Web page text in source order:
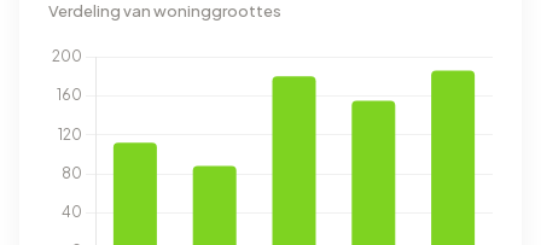
Verdeling van woninggroottes